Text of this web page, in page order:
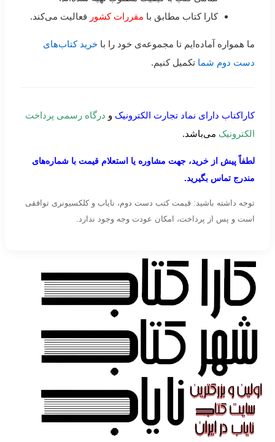
کارا کتاب مطابق با مقررات کشور فعالیت می‌کند.
ما همواره آماده‌ایم تا مجموعه‌ی خود را با خرید کتاب‌های
دست دوم شما تکمیل کنیم.
کاراکتاب دارای نماد تجارت الکترونیک و درگاه رسمی پرداخت
الکترونیک می‌باشد.
لطفاً پیش از خرید، جهت مشاوره یا استعلام قیمت با شماره‌های
مندرج تماس بگیرید.
توجه داشته باشید: قیمت کتب دست دوم، نایاب و کلکسیونری توافقی
است و پس از پرداخت، امکان عودت وجه وجود ندارد.